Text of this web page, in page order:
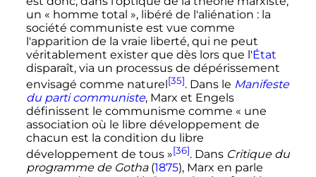
un « homme total », libéré de l'aliénation : la
société communiste est vue comme
l'apparition de la vraie liberté, qui ne peut
véritablement exister que dès lors que l'État
disparaît, via un processus de dépérissement
envisagé comme naturel[35]. Dans le Manifeste
du parti communiste, Marx et Engels
définissent le communisme comme « une
association où le libre développement de
chacun est la condition du libre
développement de tous »[36]. Dans Critique du
programme de Gotha(1875), Marx en parle